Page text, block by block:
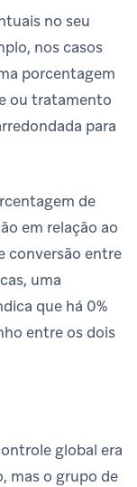
no seu
nos casos
porcentagem
ou tratamento
para
de
em relação ao
conversão entre
uma
que há 0%
entre os dois
global era
mas o grupo de